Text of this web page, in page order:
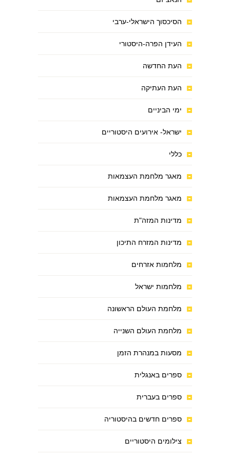
הסיכסוך הישראלי-ערבי
העידן הפרה-היסטורי
העת החדשה
העת העתיקה
ימי הביניים
ישראל- אירועים היסטוריים
כללי
מאגר מלחמת העצמאות
מאגר מלחמת העצמאות
מדינות המזה"ת
מדינות המזרח התיכון
מלחמות אזרחים
מלחמות ישראל
מלחמת העולם הראשונה
מלחמת העולם השנייה
מסעות במנהרת הזמן
ספרים באנגלית
ספרים בעברית
ספרים חדשים בהיסטוריה
צילומים היסטוריים